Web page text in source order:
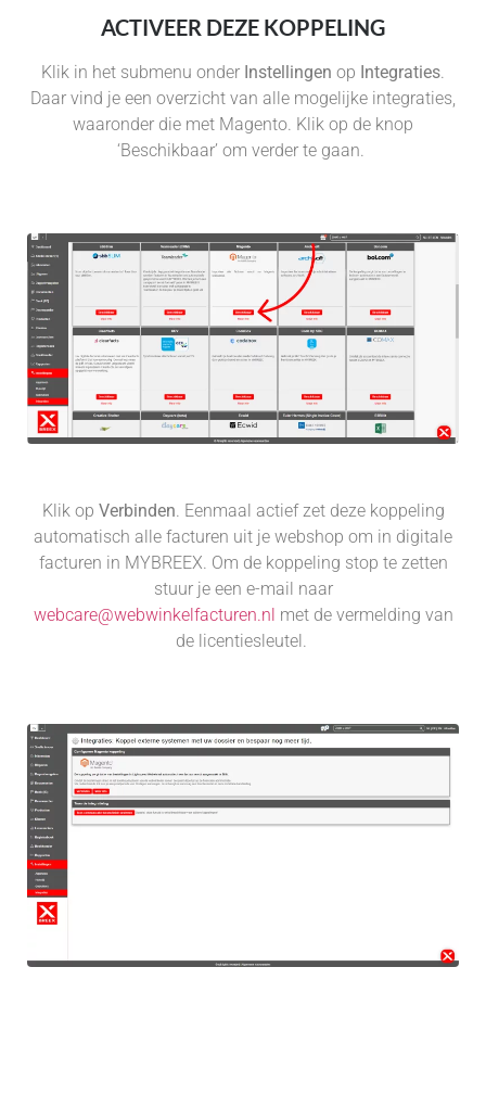
ACTIVEER DEZE KOPPELING
Klik in het submenu onder Instellingen op Integraties.
Daar vind je een overzicht van alle mogelijke integraties,
waaronder die met Magento. Klik op de knop
‘Beschikbaar’ om verder te gaan.
Klik op Verbinden. Eenmaal actief zet deze koppeling
automatisch alle facturen uit je webshop om in digitale
facturen in MYBREEX. Om de koppeling stop te zetten
stuur je een e-mail naar
webcare@webwinkelfacturen.nl met de vermelding van
de licentiesleutel.